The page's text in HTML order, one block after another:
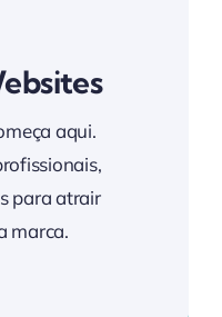
aqui.
para atrair
marca.